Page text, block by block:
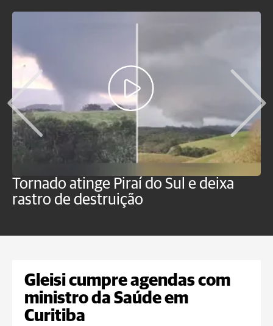
Tornado atinge Piraí do Sul e deixa
rastro de destruição
Gleisi cumpre agendas com
ministro da Saúde em
Curitiba